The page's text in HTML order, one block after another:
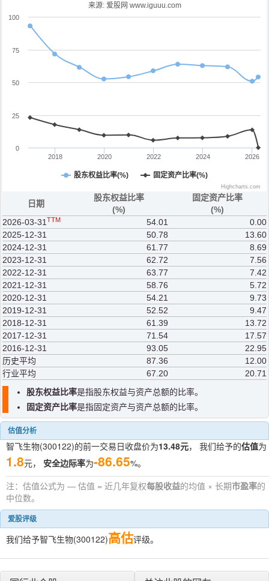
来源: 爱股网 www.iguuu.com
股东权益比率(%) 固定资产比率(%)
2018 2020 2022 2024 2026
0
25
50
75
100
Highcharts.com
日期
股东权益比率
(%)
固定资产比率
(%)
2026-03-31 TTM 54.01
0.00
2025-12-31
50.78
13.60
2024-12-31
61.77
8.69
2023-12-31
62.72
7.56
2022-12-31
63.77
7.42
2021-12-31
58.76
5.72
2020-12-31
54.21
9.73
2019-12-31
52.52
9.47
2018-12-31
61.39
13.72
2017-12-31
71.54
17.57
2016-12-31
93.05
22.95
历史平均
87.36
12.00
行业平均
67.20
20.71
股东权益比率是指股东权益与资产总额的比率。
固定资产比率是指固定资产与资产总额的比率。
估值分析
智飞生物(300122)的前一交易日收盘价为13.48元， 我们给予的估值为
1.8元， 安全边际率为-86.65%。
注：估值公式为 — 估值 = 近几年复权每股收益的均值 × 长期市盈率的
中位数。
爱股评级
我们给予智飞生物(300122)高估评级。